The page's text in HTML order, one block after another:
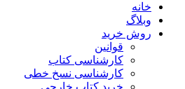
خانه
وبلاگ
روش خرید
قوانین
کارشناسی کتاب
کارشناسی نسخ خطی